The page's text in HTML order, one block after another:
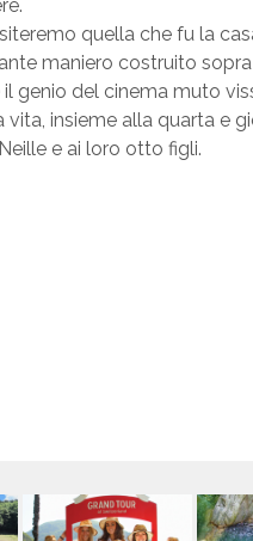
quella che fu la
maniero costruito
genio del cinema muto
vita, insieme alla quarta e
e ai loro otto figli.